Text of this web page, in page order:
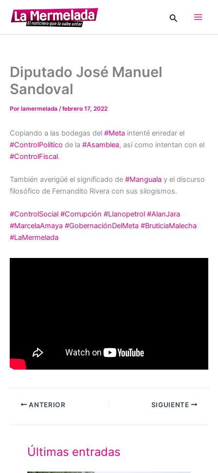
contenido
Buscar
Diputado José Manuel
Sandoval
Por lamermelada /febrero 17, 2022
Copiando a las bodegas del #Meta intenté enredar el
#ControlPolítico de la #Asamblea, así como intentan con el
#ControlFiscal.
También averigüé el significado de #Manguala y el discurso
filosófico de Fernandito Rivera con sus silogismos.
#ControlSocial #Corrupción #Llanopetrol #AlanJara
#MarcelaAmaya #GobernaciónDelMeta #BruticiaMalecha
#LaMermelada
ANTERIOR SIGUIENTE
Últimas entradas